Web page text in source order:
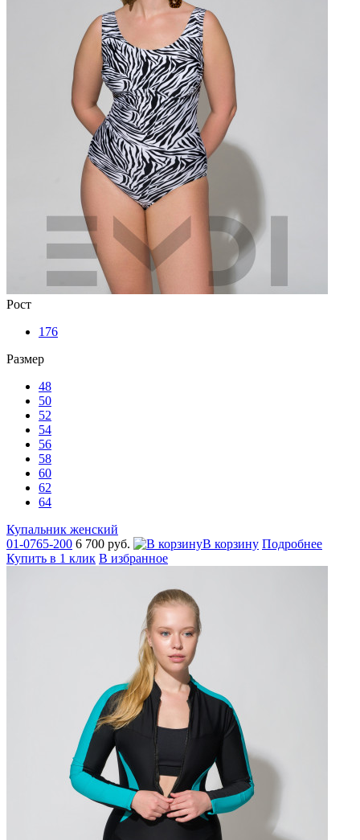
Рост
176
Размер
48
50
52
54
56
58
60
62
64
Купальник женский
01-0765-200 6 700 руб. В корзину Подробнее
Купить в 1 клик В избранное